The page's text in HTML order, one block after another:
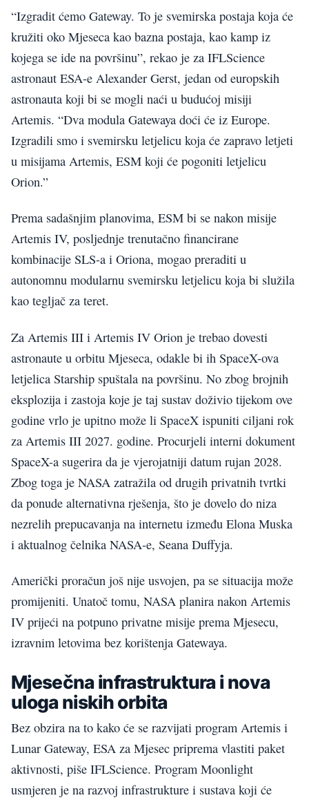
“Izgradit ćemo Gateway. To je svemirska postaja koja će
kružiti oko Mjeseca kao bazna postaja, kao kamp iz
kojega se ide na površinu”, rekao je za IFLScience
astronaut ESA-e Alexander Gerst, jedan od europskih
astronauta koji bi se mogli naći u budućoj misiji
Artemis. “Dva modula Gatewaya doći će iz Europe.
Izgradili smo i svemirsku letjelicu koja će zapravo letjeti
u misijama Artemis, ESM koji će pogoniti letjelicu
Orion.”
Prema sadašnjim planovima, ESM bi se nakon misije
Artemis IV, posljednje trenutačno financirane
kombinacije SLS-a i Oriona, mogao preraditi u
autonomnu modularnu svemirsku letjelicu koja bi služila
kao tegljač za teret.
Za Artemis III i Artemis IV Orion je trebao dovesti
astronaute u orbitu Mjeseca, odakle bi ih SpaceX-ova
letjelica Starship spuštala na površinu. No zbog brojnih
eksplozija i zastoja koje je taj sustav doživio tijekom ove
godine vrlo je upitno može li SpaceX ispuniti ciljani rok
za Artemis III 2027. godine. Procurjeli interni dokument
SpaceX-a sugerira da je vjerojatniji datum rujan 2028.
Zbog toga je NASA zatražila od drugih privatnih tvrtki
da ponude alternativna rješenja, što je dovelo do niza
nezrelih prepucavanja na internetu između Elona Muska
i aktualnog čelnika NASA-e, Seana Duffyja.
Američki proračun još nije usvojen, pa se situacija može
promijeniti. Unatoč tomu, NASA planira nakon Artemis
IV prijeći na potpuno privatne misije prema Mjesecu,
izravnim letovima bez korištenja Gatewaya.
Mjesečna infrastruktura i nova
uloga niskih orbita
Bez obzira na to kako će se razvijati program Artemis i
Lunar Gateway, ESA za Mjesec priprema vlastiti paket
aktivnosti, piše IFLScience. Program Moonlight
usmjeren je na razvoj infrastrukture i sustava koji će